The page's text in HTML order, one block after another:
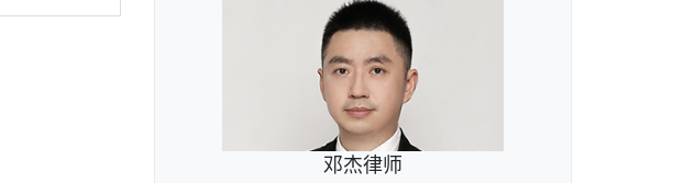
邓杰律师